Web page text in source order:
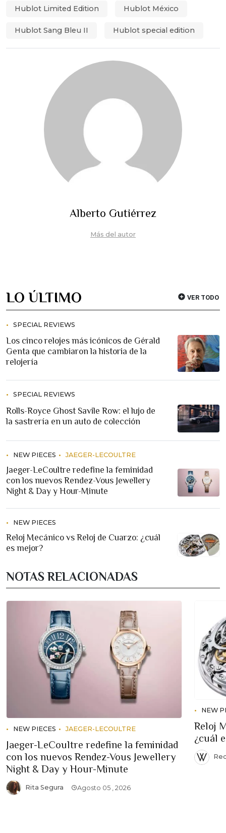
Hublot Limited Edition Hublot México
Hublot Sang Bleu II Hublot special edition
Alberto Gutiérrez
Más del autor
LO ÚLTIMO VER TODO
SPECIAL REVIEWS
Los cinco relojes más icónicos de Gérald
Genta que cambiaron la historia de la
relojería
SPECIAL REVIEWS
Rolls-Royce Ghost Savile Row: el lujo de
la sastrería en un auto de colección
NEW PIECES JAEGER-LECOULTRE
Jaeger-LeCoultre redefine la feminidad
con los nuevos Rendez-Vous Jewellery
Night & Day y Hour-Minute
NEW PIECES
Reloj Mecánico vs Reloj de Cuarzo: ¿cuál
es mejor?
NOTAS RELACIONADAS
NEW PIECES JAEGER-LECOULTRE
Jaeger-LeCoultre redefine la feminidad
con los nuevos Rendez-Vous Jewellery
Night & Day y Hour-Minute
Rita Segura Agosto 05 , 2026
NEW
Reloj
¿cuál